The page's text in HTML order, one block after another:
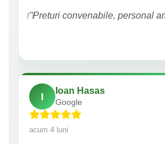
"Preturi convenabile, personal
I
Ioan Hasas
Google
acum 4 luni